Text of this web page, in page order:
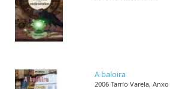
A baloira
2006 Tarrío Varela, Anxo